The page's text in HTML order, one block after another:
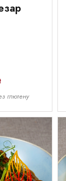
глютену